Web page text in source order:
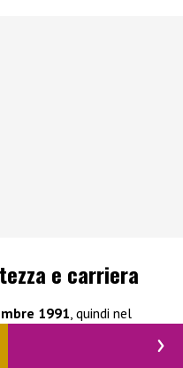
e carriera
1991 , quindi nel
tra musica e